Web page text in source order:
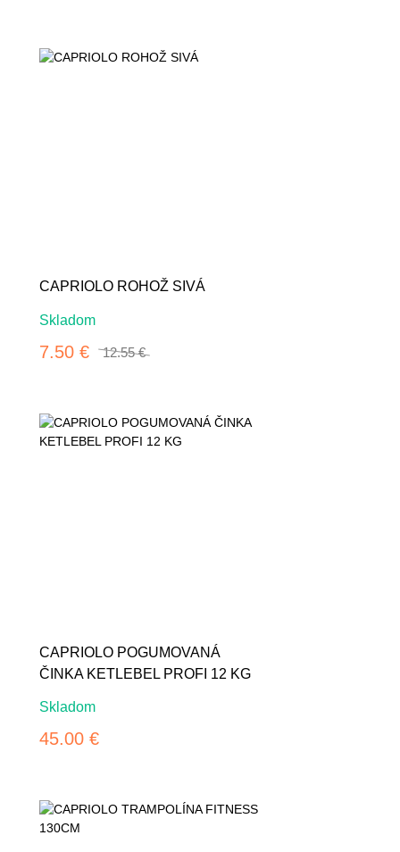
CAPRIOLO ROHOŽ SIVÁ
Skladom
7.50 € 12.55 €
CAPRIOLO POGUMOVANÁ
ČINKA KETLEBEL PROFI 12 KG
Skladom
45.00 €